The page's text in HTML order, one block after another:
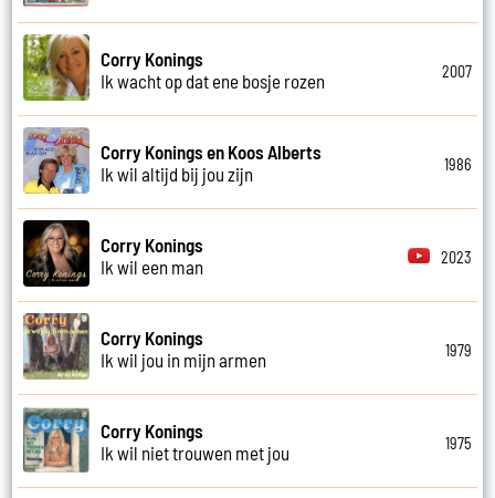
Corry Konings
Ik wacht op dat ene bosje rozen
2007
Corry Konings en Koos Alberts
Ik wil altijd bij jou zijn
1986
Corry Konings
Ik wil een man
2023
Corry Konings
Ik wil jou in mijn armen
1979
Corry Konings
Ik wil niet trouwen met jou
1975